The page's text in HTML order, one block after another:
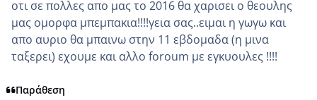
οτι σε πολλες απο μας το 2016 θα χαρισει ο θεουλης
μας ομορφα μπεμπακια!!!!γεια σας..ειμαι η γωγω και
απο αυριο θα μπαινω στην 11 εβδομαδα (η μινα
ταξερει) εχουμε και αλλο foroum με εγκυουλες !!!!
Παράθεση